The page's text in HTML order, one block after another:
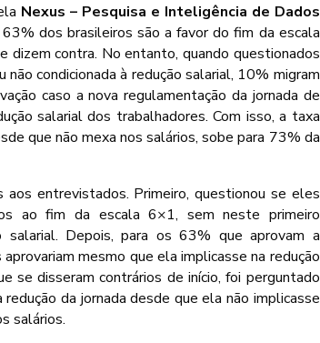
Nexus – Pesquisa e Inteligência de Dados
dos brasileiros são a favor do fim da escala
contra. No entanto, quando questionados
condicionada à redução salarial, 10% migram
caso a nova regulamentação da jornada de
salarial dos trabalhadores. Com isso, a taxa
que não mexa nos salários, sobe para 73% da
aos entrevistados. Primeiro, questionou se eles
ao fim da escala 6×1, sem neste primeiro
Depois, para os 63% que aprovam a
mesmo que ela implicasse na redução
se disseram contrários de início, foi perguntado
da jornada desde que ela não implicasse
salários.